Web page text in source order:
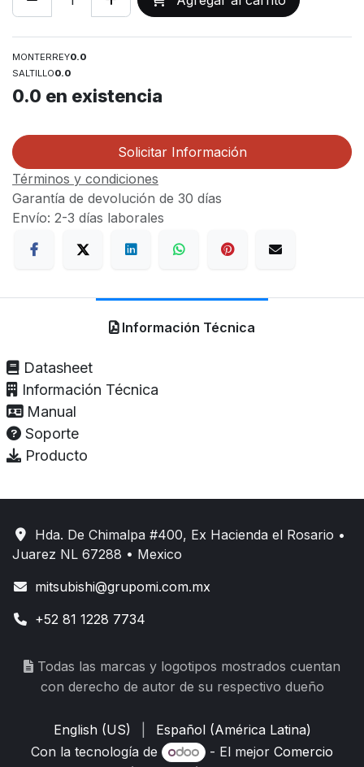
MONTERREY0.0
SALTILLO0.0
0.0 en existencia
Solicitar Información
Términos y condiciones
Garantía de devolución de 30 días
Envío: 2-3 días laborales
Información Técnica
Datasheet
Información Técnica
Manual
Soporte
Producto
Hda. De Chimalpa #400, Ex Hacienda el Rosario •
Juarez NL 67288 • Mexico
mitsubishi@grupomi.com.mx
+52 81 1228 7734
Todas las marcas y logotipos mostrados cuentan
con derecho de autor de su respectivo dueño
English (US)
Español (América Latina)
Con la tecnología de
- El mejorComercio